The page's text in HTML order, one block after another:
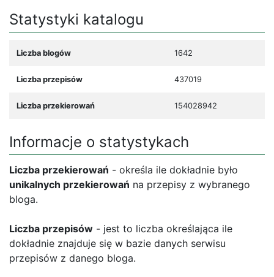
Statystyki katalogu
Liczba blogów 1642
Liczba przepisów 437019
Liczba przekierowań 154028942
Informacje o statystykach
Liczba przekierowań - określa ile dokładnie było
unikalnych przekierowań na przepisy z wybranego
bloga.
Liczba przepisów - jest to liczba określająca ile
dokładnie znajduje się w bazie danych serwisu
przepisów z danego bloga.